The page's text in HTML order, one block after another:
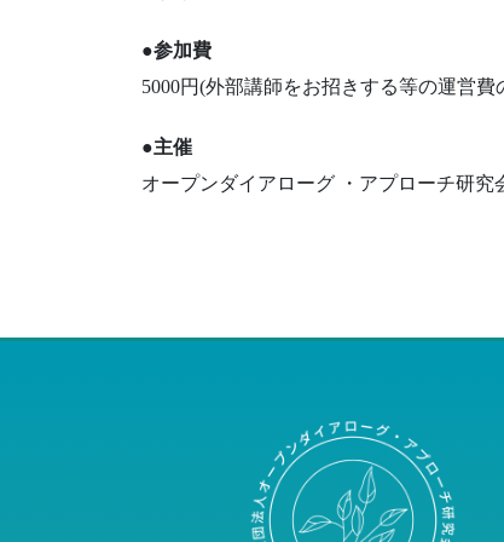
●参加費
5000円(外部講師をお招きする等の運営
●主催
オープンダイアローグ ・アプローチ研究